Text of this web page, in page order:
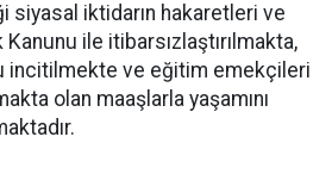
siyasal iktidarın hakaretleri ve
ile itibarsızlaştırılmakta,
incitilmekte ve eğitim emekçileri
olan maaşlarla yaşamını